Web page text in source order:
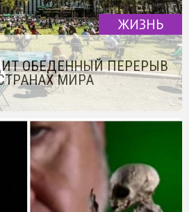
ЖИЗНЬ
ОБЕДЕННЫЙ ПЕРЕРЫВ
МИРА